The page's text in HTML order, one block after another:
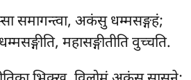
समागन्त्वा, अकंसु धम्मसङ्गहं;
महासङ्गीतीति वुच्चति.